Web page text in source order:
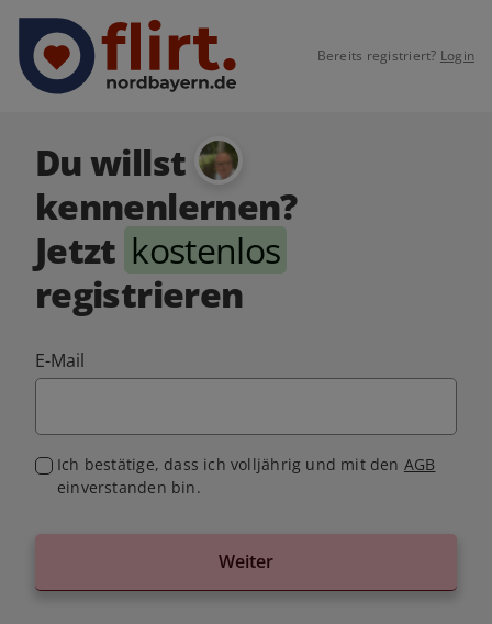
Bereits registriert? Login
Du willst
kennenlernen?
Jetzt kostenlos
registrieren
E-Mail
Ich bestätige, dass ich volljährig und mit den AGB
einverstanden bin.
Weiter